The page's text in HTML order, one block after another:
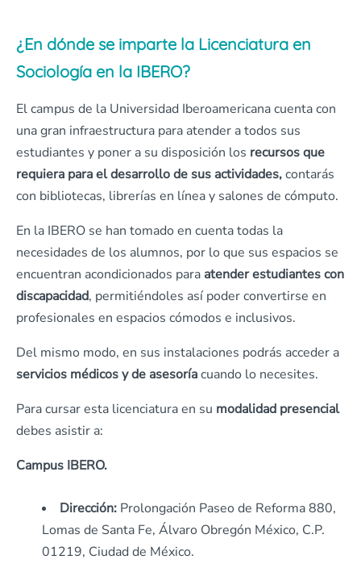
¿En dónde se imparte la Licenciatura en
Sociología en la IBERO?
El campus de la Universidad Iberoamericana cuenta con
una gran infraestructura para atender a todos sus
estudiantes y poner a su disposición los recursos que
requiera para el desarrollo de sus actividades,contarás
con bibliotecas, librerías en línea y salones de cómputo.
En la IBERO se han tomado en cuenta todas la
necesidades de los alumnos, por lo que sus espacios se
encuentran acondicionados para atender estudiantes con
discapacidad, permitiéndoles así poder convertirse en
profesionales en espacios cómodos e inclusivos.
Del mismo modo, en sus instalaciones podrás acceder a
servicios médicos y de asesoríacuando lo necesites.
Para cursar esta licenciatura en su modalidad presencial
debes asistir a:
Campus IBERO.
Dirección: Prolongación Paseo de Reforma 880,
Lomas de Santa Fe, Álvaro Obregón México, C.P.
01219, Ciudad de México.